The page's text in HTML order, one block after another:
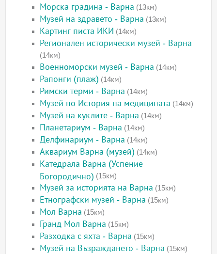
Морска градина - Варна (13км)
Музей на здравето - Варна (13км)
Картинг писта ИКИ (14км)
Регионален исторически музей - Варна
(14км)
Военноморски музей - Варна (14км)
Рапонги (плаж) (14км)
Римски терми - Варна (14км)
Музей по История на медицината (14км)
Музей на куклите - Варна (14км)
Планетариум - Варна (14км)
Делфинариум - Варна (14км)
Аквариум Варна (музей) (14км)
Катедрала Варна (Успение
Богородично) (15км)
Музей за историята на Варна (15км)
Етнографски музей - Варна (15км)
Мол Варна (15км)
Гранд Мол Варна (15км)
Разходка с яхта - Варна (15км)
Музей на Възраждането - Варна (15км)